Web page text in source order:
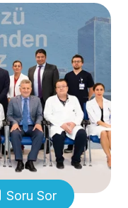
Soru Sor